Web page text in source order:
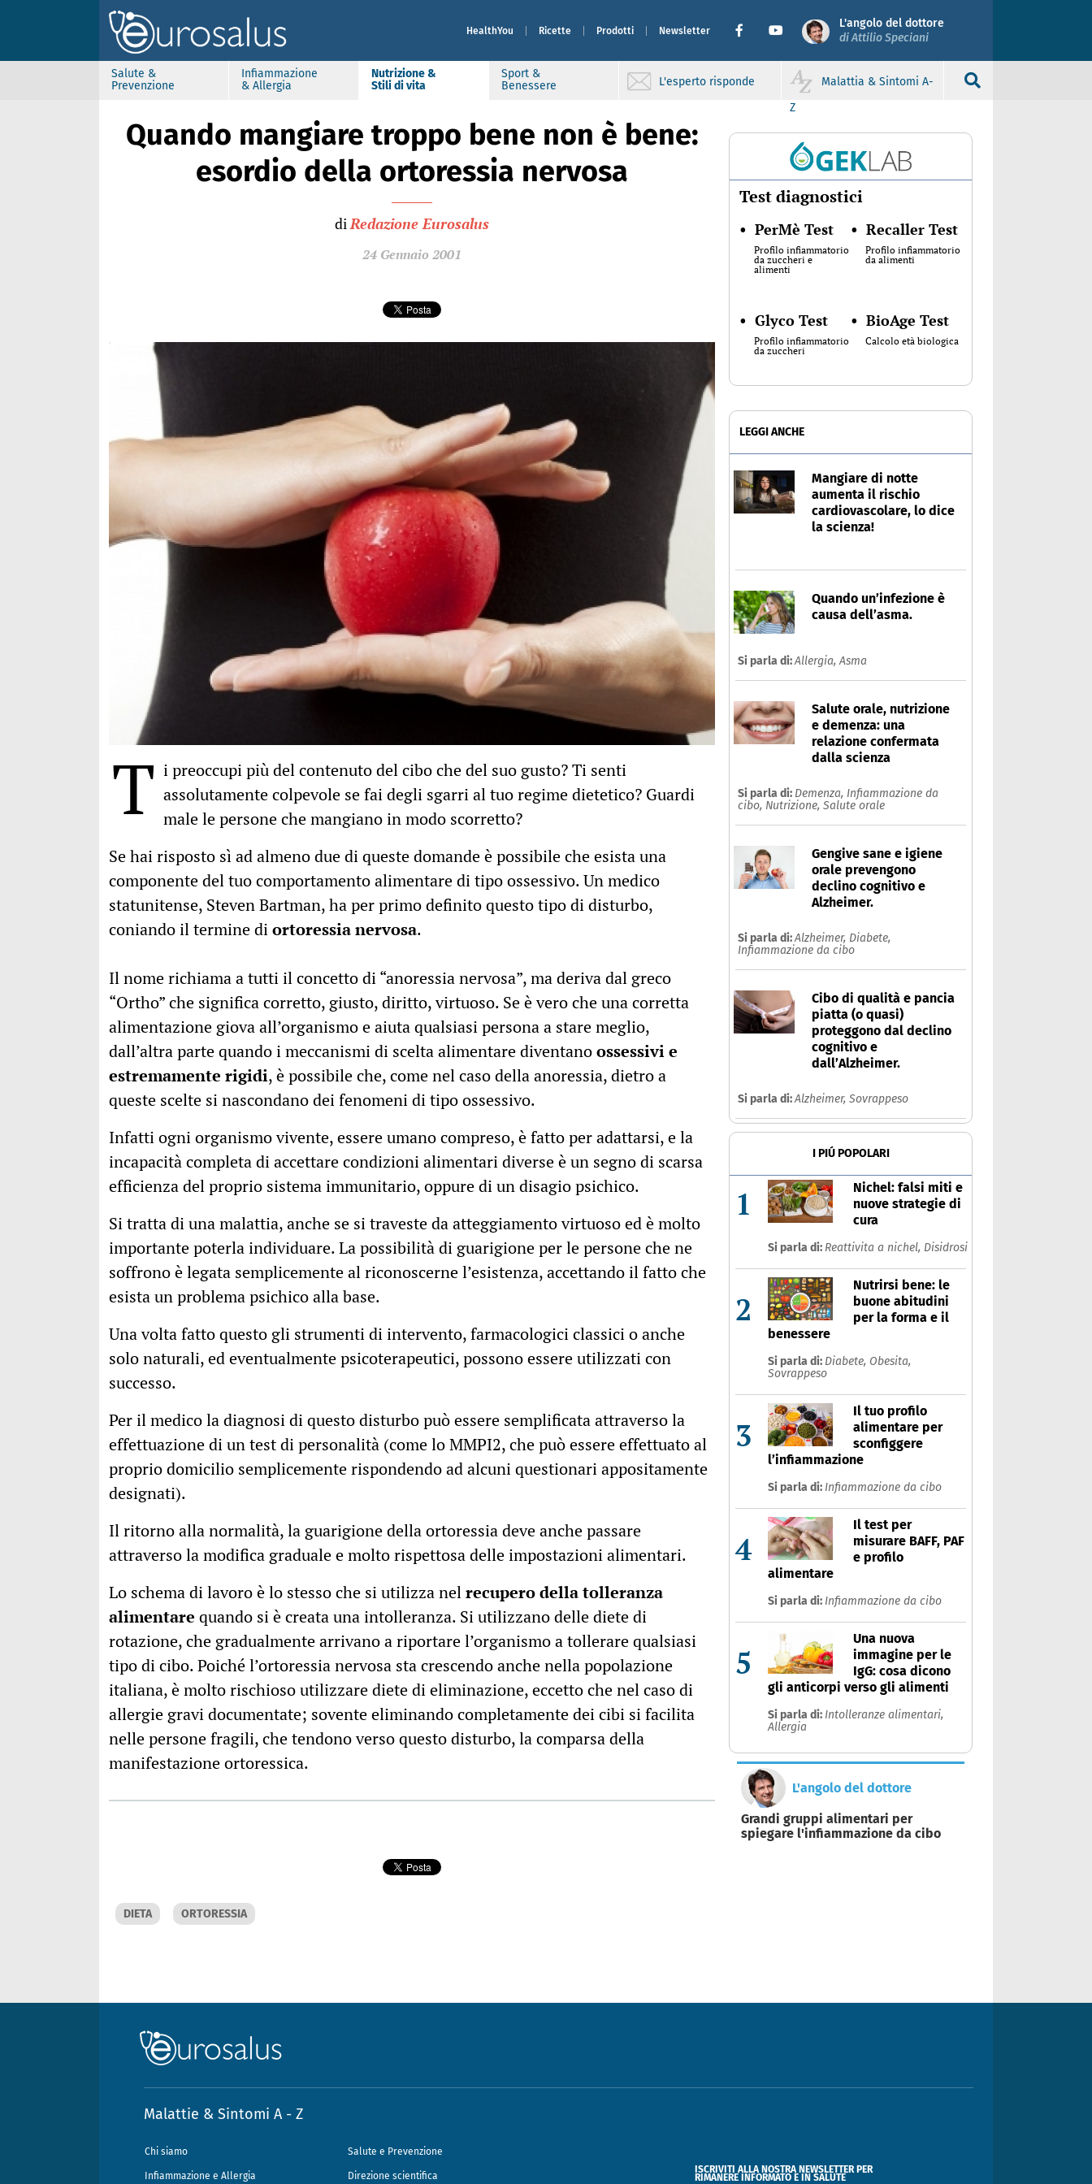
HealthYou Ricette Prodotti Newsletter
L'angolo del dottore
di Attilio Speciani
Salute &
Prevenzione
Infiammazione
& Allergia
Nutrizione &
Stili di vita
Sport &
Benessere
L'esperto risponde
Malattia & Sintomi A-
Z
Quando mangiare troppo bene non è bene:
esordio della ortoressia nervosa
diRedazione Eurosalus
24 Gennaio 2001
T i preoccupi più del contenuto del cibo che del suo gusto? Ti senti
assolutamente colpevole se fai degli sgarri al tuo regime dietetico? Guardi
male le persone che mangiano in modo scorretto?
Se hai risposto sì ad almeno due di queste domande è possibile che esista una
componente del tuo comportamento alimentare di tipo ossessivo. Un medico
statunitense, Steven Bartman, ha per primo definito questo tipo di disturbo,
coniando il termine diortoressia nervosa.
Il nome richiama a tutti il concetto di “anoressia nervosa”, ma deriva dal greco
“Ortho” che significa corretto, giusto, diritto, virtuoso. Se è vero che una corretta
alimentazione giova all’organismo e aiuta qualsiasi persona a stare meglio,
dall’altra parte quando i meccanismi di scelta alimentare diventanoossessivi e
estremamente rigidi, è possibile che, come nel caso della anoressia, dietro a
queste scelte si nascondano dei fenomeni di tipo ossessivo.
Infatti ogni organismo vivente, essere umano compreso, è fatto per adattarsi, e la
incapacità completa di accettare condizioni alimentari diverse è un segno di scarsa
efficienza del proprio sistema immunitario, oppure di un disagio psichico.
Si tratta di una malattia, anche se si traveste da atteggiamento virtuoso ed è molto
importante poterla individuare. La possibilità di guarigione per le persone che ne
soffrono è legata semplicemente al riconoscerne l’esistenza, accettando il fatto che
esista un problema psichico alla base.
Una volta fatto questo gli strumenti di intervento, farmacologici classici o anche
solo naturali, ed eventualmente psicoterapeutici, possono essere utilizzati con
successo.
Per il medico la diagnosi di questo disturbo può essere semplificata attraverso la
effettuazione di un test di personalità (come lo MMPI2, che può essere effettuato al
proprio domicilio semplicemente rispondendo ad alcuni questionari appositamente
designati).
Il ritorno alla normalità, la guarigione della ortoressia deve anche passare
attraverso la modifica graduale e molto rispettosa delle impostazioni alimentari.
Lo schema di lavoro è lo stesso che si utilizza nelrecupero della tolleranza
alimentare quando si è creata una intolleranza. Si utilizzano delle diete di
rotazione, che gradualmente arrivano a riportare l’organismo a tollerare qualsiasi
tipo di cibo. Poiché l’ortoressia nervosa sta crescendo anche nella popolazione
italiana, è molto rischioso utilizzare diete di eliminazione, eccetto che nel caso di
allergie gravi documentate; sovente eliminando completamente dei cibi si facilita
nelle persone fragili, che tendono verso questo disturbo, la comparsa della
manifestazione ortoressica.
DIETA ORTORESSIA
Test diagnostici
• PerMè Test
Profilo infiammatorio
da zuccheri e
alimenti
• Recaller Test
Profilo infiammatorio
da alimenti
• Glyco Test
Profilo infiammatorio
da zuccheri
• BioAge Test
Calcolo età biologica
LEGGI ANCHE
Mangiare di notte
aumenta il rischio
cardiovascolare, lo dice
la scienza!
Quando un’infezione è
causa dell’asma.
Si parla di:Allergia,Asma
Salute orale, nutrizione
e demenza: una
relazione confermata
dalla scienza
Si parla di: Demenza, Infiammazione da
cibo, Nutrizione, Salute orale
Gengive sane e igiene
orale prevengono
declino cognitivo e
Alzheimer.
Si parla di:Alzheimer, Diabete,
Infiammazione da cibo
Cibo di qualità e pancia
piatta (o quasi)
proteggono dal declino
cognitivo e
dall’Alzheimer.
Si parla di:Alzheimer, Sovrappeso
I PIÚ POPOLARI
1
Nichel: falsi miti e
nuove strategie di
cura
Si parla di: Reattivita a nichel, Disidrosi
2
Nutrirsi bene: le
buone abitudini
per la forma e il
benessere
Si parla di: Diabete, Obesita,
Sovrappeso
3
Il tuo profilo
alimentare per
sconfiggere
l’infiammazione
Si parla di: Infiammazione da cibo
4
Il test per
misurare BAFF, PAF
e profilo
alimentare
Si parla di: Infiammazione da cibo
5
Una nuova
immagine per le
IgG: cosa dicono
gli anticorpi verso gli alimenti
Si parla di: Intolleranze alimentari,
Allergia
L'angolo del dottore
Grandi gruppi alimentari per
spiegare l'infiammazione da cibo
Malattie & Sintomi A - Z
Chi siamo Salute e Prevenzione
Infiammazione e Allergia Direzione scientifica
ISCRIVITI ALLA NOSTRA NEWSLETTER PER
RIMANERE INFORMATO E IN SALUTE